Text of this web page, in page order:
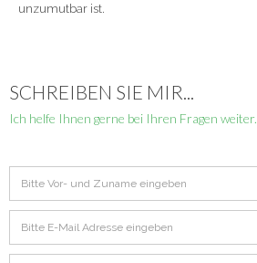
unzumutbar ist.
SCHREIBEN SIE MIR...
Ich helfe Ihnen gerne bei Ihren Fragen weiter.